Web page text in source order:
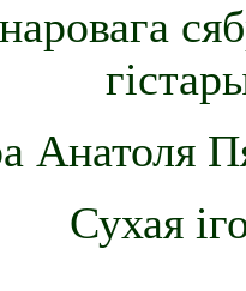
Анатоля
Сухая